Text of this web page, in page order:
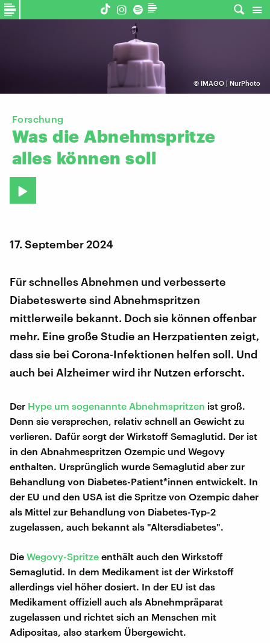
© IMAGO | NurPhoto
Forschung
Was die Abnehmspritze
alles können soll
17. September 2024
Für schnelles Abnehmen und verbesserte
Diabeteswerte sind Abnehmspritzen
mittlerweile bekannt. Doch sie können offenbar
mehr. Eine große Studie an Herzpatienten zeigt,
dass sie bei Corona-Infektionen helfen soll. Und
auch bei Alzheimer wird ihr Nutzen erforscht.
Der Hype um sogenannte Abnehmspritzen ist groß.
Denn sie versprechen, relativ schnell an Gewicht zu
verlieren. Dafür sorgt der Wirkstoff Semaglutid. Der ist
in den Abnahmespritzen Ozempic und Wegovy
enthalten. Ursprünglich wurde Semaglutid aber zur
Behandlung von Diabetes-Patient*innen entwickelt. In
der EU und den USA ist die Spritze von Ozempic daher
als Mittel zur Behandlung von Diabetes-Typ-2
zugelassen, auch bekannt als "Altersdiabetes".
Die Wegovy-Spritze enthält auch den Wirkstoff
Semaglutid. In dem Medikament ist der Wirkstoff
allerdings viel höher dosiert. In der EU ist das
Medikament offiziell auch als Abnehmpräparat
zugelassen und richtet sich an Menschen mit
Adipositas, also starkem Übergewicht.